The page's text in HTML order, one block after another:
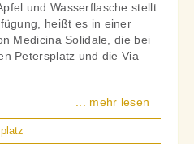
und Wasserflasche stellt
heißt es in einer
Medicina Solidale, die bei
Petersplatz und die Via
... mehr lesen